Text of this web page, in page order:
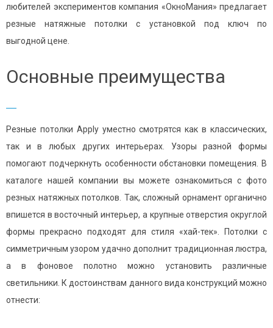
любителей экспериментов компания «ОкноМания» предлагает
резные натяжные потолки с установкой под ключ по
выгодной цене.
Основные преимущества
Резные потолки Apply уместно смотрятся как в классических,
так и в любых других интерьерах. Узоры разной формы
помогают подчеркнуть особенности обстановки помещения. В
каталоге нашей компании вы можете ознакомиться с фото
резных натяжных потолков. Так, сложный орнамент органично
впишется в восточный интерьер, а крупные отверстия округлой
формы прекрасно подходят для стиля «хай-тек». Потолки с
симметричным узором удачно дополнит традиционная люстра,
а в фоновое полотно можно установить различные
светильники. К достоинствам данного вида конструкций можно
отнести: